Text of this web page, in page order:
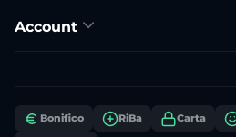
Account
Bonifico RiBa Carta